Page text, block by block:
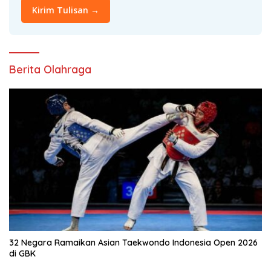
Kirim Tulisan →
Berita Olahraga
32 Negara Ramaikan Asian Taekwondo Indonesia Open 2026
di GBK